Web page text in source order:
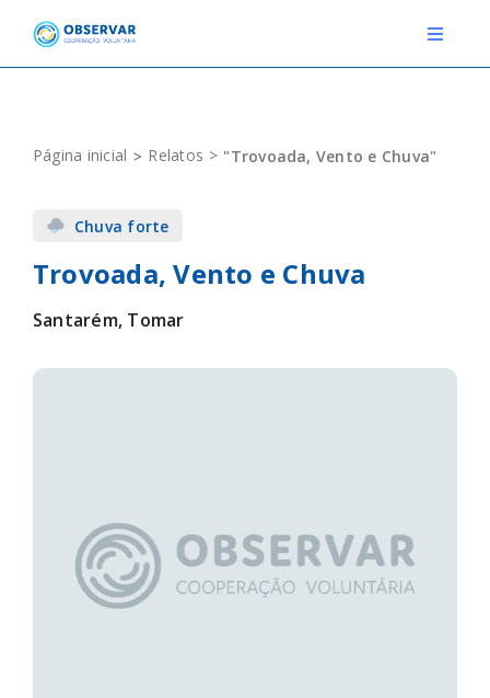
content
Toggle
EVENTOS
DEFINIÇÕES
F.A.Q.
Página inicial Relatos "Trovoada, Vento e Chuva"
Chuva forte
Trovoada, Vento e Chuva
Santarém, Tomar